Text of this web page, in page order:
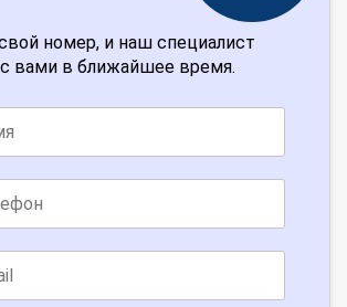
номер, и наш специалист
вами в ближайшее время.